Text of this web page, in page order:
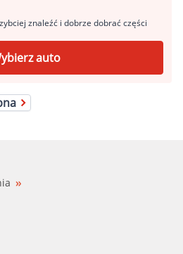
znaleźć i dobrze dobrać części
auto